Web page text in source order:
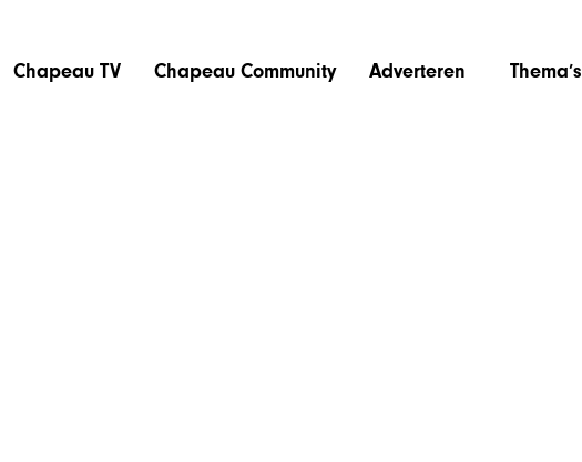
Chapeau TV Chapeau Community Adverteren Thema’s